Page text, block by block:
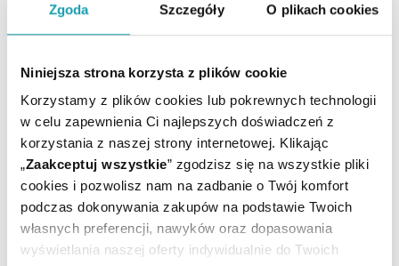
Zgoda Szczegóły O plikach cookies
Niniejsza strona korzysta z plików cookie
Korzystamy z plików cookies lub pokrewnych technologii
w celu zapewnienia Ci najlepszych doświadczeń z
korzystania z naszej strony internetowej. Klikając
„Zaakceptuj wszystkie” zgodzisz się na wszystkie pliki
cookies i pozwolisz nam na zadbanie o Twój komfort
podczas dokonywania zakupów na podstawie Twoich
własnych preferencji, nawyków oraz dopasowania
wyświetlania naszej oferty indywidualnie do Twoich
w tym:
cukry - 8,0 g,
Błonnik - 1,1 g,
Białko - 1,1 g,
Sól - 0,04 g,
Witaminy:
Witamina A - 72 μg (9%*),
Witamina D - 2,32 μg (46%*),
Witamina C - 14 mg (18%*),
Ryboflawina - 0,14 mg (10%*),